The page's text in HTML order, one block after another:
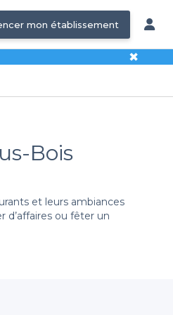
mon établissement
✖
Bois
et leurs ambiances
d’affaires ou fêter un
En quelques clics,
et animer vos